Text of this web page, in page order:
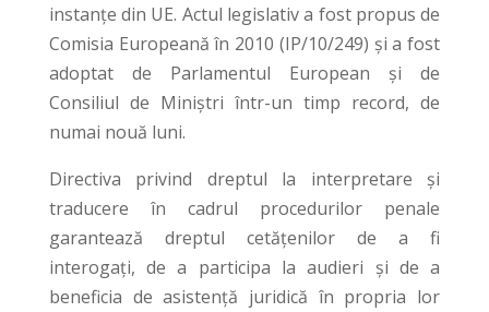
instanțe din UE. Actul legislativ a fost propus de
Comisia Europeană în 2010 (IP/10/249) și a fost
adoptat de Parlamentul European și de
Consiliul de Miniștri într-un timp record, de
numai nouă luni.
Directiva privind dreptul la interpretare și
traducere în cadrul procedurilor penale
garantează dreptul cetățenilor de a fi
interogați, de a participa la audieri și de a
beneficia de asistență juridică în propria lor